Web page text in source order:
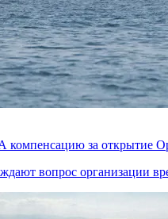
за открытие
вопрос организации